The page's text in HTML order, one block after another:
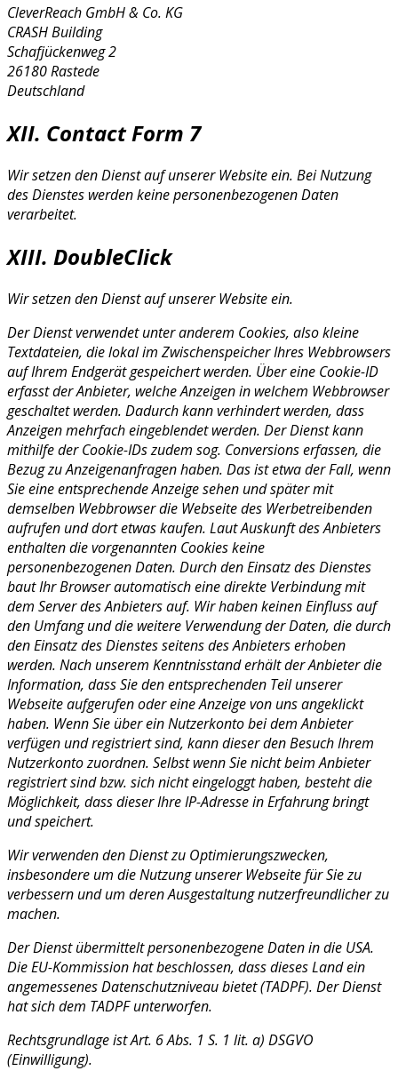
CleverReach GmbH & Co. KG
CRASH Building
Schafjückenweg 2
26180 Rastede
Deutschland
XII. Contact Form 7
Wir setzen den Dienst auf unserer Website ein. Bei Nutzung
des Dienstes werden keine personenbezogenen Daten
verarbeitet.
XIII. DoubleClick
Wir setzen den Dienst auf unserer Website ein.
Der Dienst verwendet unter anderem Cookies, also kleine
Textdateien, die lokal im Zwischenspeicher Ihres Webbrowsers
auf Ihrem Endgerät gespeichert werden. Über eine Cookie-ID
erfasst der Anbieter, welche Anzeigen in welchem Webbrowser
geschaltet werden. Dadurch kann verhindert werden, dass
Anzeigen mehrfach eingeblendet werden. Der Dienst kann
mithilfe der Cookie-IDs zudem sog. Conversions erfassen, die
Bezug zu Anzeigenanfragen haben. Das ist etwa der Fall, wenn
Sie eine entsprechende Anzeige sehen und später mit
demselben Webbrowser die Webseite des Werbetreibenden
aufrufen und dort etwas kaufen. Laut Auskunft des Anbieters
enthalten die vorgenannten Cookies keine
personenbezogenen Daten. Durch den Einsatz des Dienstes
baut Ihr Browser automatisch eine direkte Verbindung mit
dem Server des Anbieters auf. Wir haben keinen Einfluss auf
den Umfang und die weitere Verwendung der Daten, die durch
den Einsatz des Dienstes seitens des Anbieters erhoben
werden. Nach unserem Kenntnisstand erhält der Anbieter die
Information, dass Sie den entsprechenden Teil unserer
Webseite aufgerufen oder eine Anzeige von uns angeklickt
haben. Wenn Sie über ein Nutzerkonto bei dem Anbieter
verfügen und registriert sind, kann dieser den Besuch Ihrem
Nutzerkonto zuordnen. Selbst wenn Sie nicht beim Anbieter
registriert sind bzw. sich nicht eingeloggt haben, besteht die
Möglichkeit, dass dieser Ihre IP-Adresse in Erfahrung bringt
und speichert.
Wir verwenden den Dienst zu Optimierungszwecken,
insbesondere um die Nutzung unserer Webseite für Sie zu
verbessern und um deren Ausgestaltung nutzerfreundlicher zu
machen.
Der Dienst übermittelt personenbezogene Daten in die USA.
Die EU-Kommission hat beschlossen, dass dieses Land ein
angemessenes Datenschutzniveau bietet (TADPF). Der Dienst
hat sich dem TADPF unterworfen.
Rechtsgrundlage ist Art. 6 Abs. 1 S. 1 lit. a) DSGVO
(Einwilligung).